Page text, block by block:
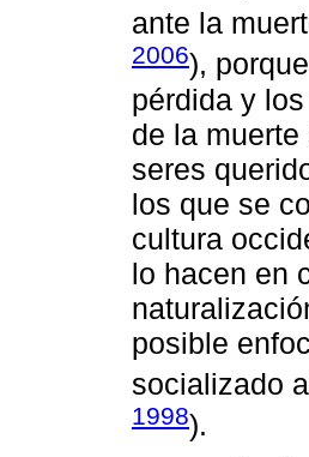
ante la
2006),
pérdida y
de la
seres
los que se
cultura
lo hacen en
posible
socializado
1998).